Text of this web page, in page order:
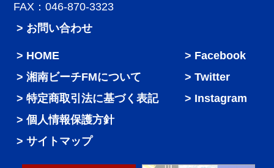
FAX：046-870-3323
> お問い合わせ
HOME
湘南ビーチFMについて
特定商取引法に基づく表記
個人情報保護方針
サイトマップ
Facebook
Twitter
Instagram